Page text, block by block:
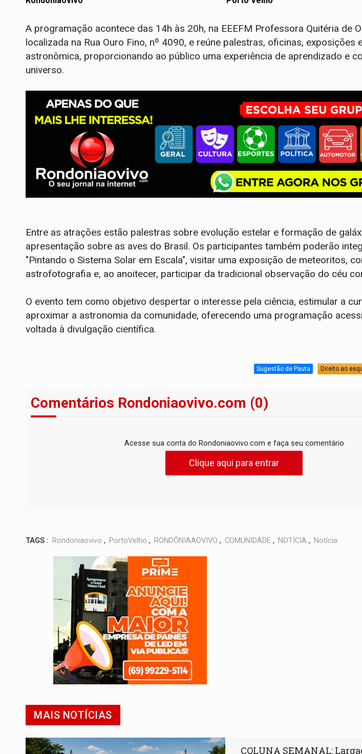
A programação acontece das 14h às 20h, na EEEFM Professora Quitéria de
localizada na Rua Ouro Fino, nº 4090, e reúne palestras, oficinas, exposições
astronômica, proporcionando ao público uma experiência de aprendizado e
universo.
Entre as atrações estão palestras sobre evolução estelar e formação de
apresentação sobre as aves do Brasil. Os participantes também poderão
"Pintando o Sistema Solar em Escala", visitar uma exposição de meteoritos,
astrofotografia e, ao anoitecer, participar da tradicional observação do céu
O evento tem como objetivo despertar o interesse pela ciência, estimular a
aproximar a astronomia da comunidade, oferecendo uma programação
voltada à divulgação científica.
Sugestão de Pauta Direito ao
Comentários Rondoniaovivo.com (0)
Acesse sua conta do Rondoniaovivo.com e faça seu comentário
Clique aqui para entrar
TAGS : Rondoniaovivo , PortoVelho , RONDÔNIAAOVIVO , COMUNIDADE , NOTÍCIA , Notícia
MAIS NOTÍCIAS
COLUNA SEMANAL: